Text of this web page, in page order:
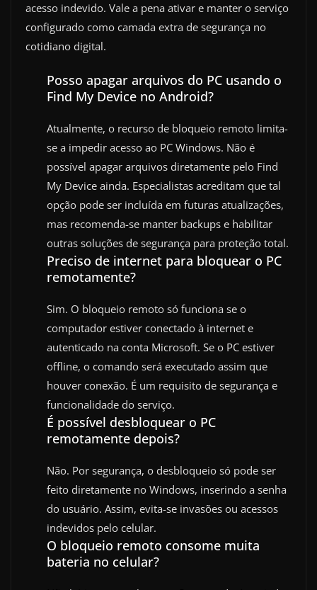
acesso indevido. Vale a pena ativar e manter o serviço
configurado como camada extra de segurança no
cotidiano digital.
Posso apagar arquivos do PC usando o
Find My Device no Android?
Atualmente, o recurso de bloqueio remoto limita-
se a impedir acesso ao PC Windows. Não é
possível apagar arquivos diretamente pelo Find
My Device ainda. Especialistas acreditam que tal
opção pode ser incluída em futuras atualizações,
mas recomenda-se manter backups e habilitar
outras soluções de segurança para proteção total.
Preciso de internet para bloquear o PC
remotamente?
Sim. O bloqueio remoto só funciona se o
computador estiver conectado à internet e
autenticado na conta Microsoft. Se o PC estiver
offline, o comando será executado assim que
houver conexão. É um requisito de segurança e
funcionalidade do serviço.
É possível desbloquear o PC
remotamente depois?
Não. Por segurança, o desbloqueio só pode ser
feito diretamente no Windows, inserindo a senha
do usuário. Assim, evita-se invasões ou acessos
indevidos pelo celular.
O bloqueio remoto consome muita
bateria no celular?